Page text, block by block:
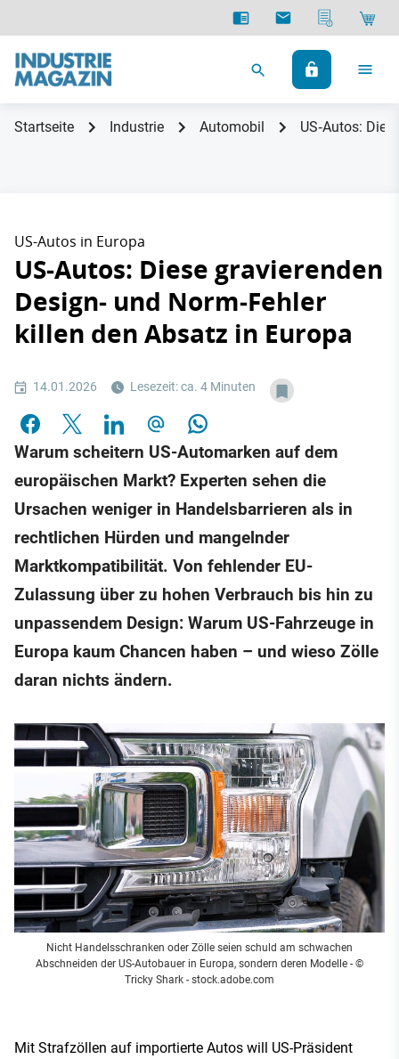
Startseite Industrie Automobil US‑Autos:
US-Autos in Europa
US‑Autos: Diese gravierenden
Design‑ und Norm‑Fehler
killen den Absatz in Europa
14.01.2026 Lesezeit: ca. 4 Minuten
Warum scheitern US-Automarken auf dem
europäischen Markt? Experten sehen die
Ursachen weniger in Handelsbarrieren als in
rechtlichen Hürden und mangelnder
Marktkompatibilität. Von fehlender EU-
Zulassung über zu hohen Verbrauch bis hin zu
unpassendem Design: Warum US-Fahrzeuge in
Europa kaum Chancen haben – und wieso Zölle
daran nichts ändern.
Nicht Handelsschranken oder Zölle seien schuld am schwachen
Abschneiden der US-Autobauer in Europa, sondern deren Modelle - ©
Tricky Shark - stock.adobe.com
Mit Strafzöllen auf importierte Autos will US-Präsident